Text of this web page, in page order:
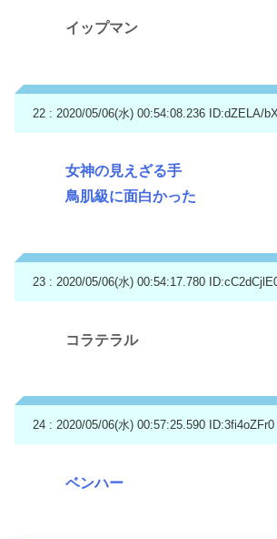
イップマン
22 : 2020/05/06(水) 00:54:08.236 ID:dZELA/
女神の見えざる手
鳥肌級に面白かった
23 : 2020/05/06(水) 00:54:17.780
コラテラル
24 : 2020/05/06(水) 00:57:25.590 ID:3fi4oZFr0
ベンハー